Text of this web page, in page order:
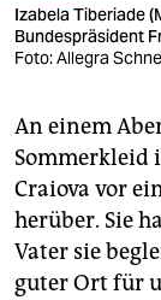
Izabela Tiberiade
Bundespräsident
Foto: Allegra
An einem
Sommerkleid
Craiova vor
herüber. Sie
Vater sie
guter Ort für